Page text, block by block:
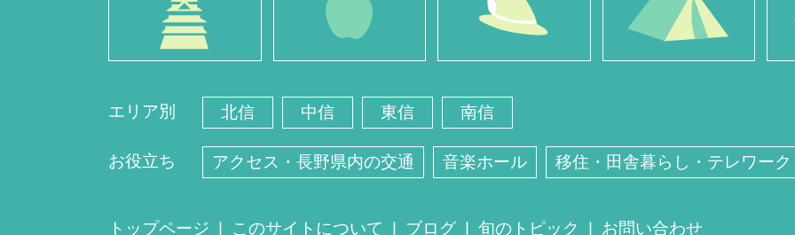
エリア別 北信 中信 東信 南信
お役立ち アクセス・長野県内の交通 音楽ホール 移住・田舎暮らし・テレワーク
トップページ このサイトについて ブログ 旬のトピック お問い合わせ